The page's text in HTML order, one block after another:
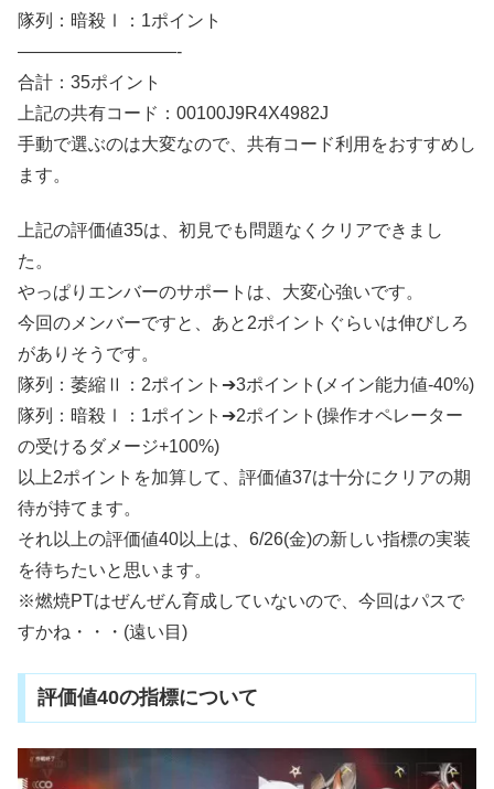
隊列：暗殺Ⅰ：1ポイント
—————————-
合計：35ポイント
上記の共有コード：00100J9R4X4982J
手動で選ぶのは大変なので、共有コード利用をおすすめし
ます。
上記の評価値35は、初見でも問題なくクリアできまし
た。
やっぱりエンバーのサポートは、大変心強いです。
今回のメンバーですと、あと2ポイントぐらいは伸びしろ
がありそうです。
隊列：萎縮Ⅱ：2ポイント➔3ポイント(メイン能力値-40%)
隊列：暗殺Ⅰ：1ポイント➔2ポイント(操作オペレーター
の受けるダメージ+100%)
以上2ポイントを加算して、評価値37は十分にクリアの期
待が持てます。
それ以上の評価値40以上は、6/26(金)の新しい指標の実装
を待ちたいと思います。
※燃焼PTはぜんぜん育成していないので、今回はパスで
すかね・・・(遠い目)
評価値40の指標について